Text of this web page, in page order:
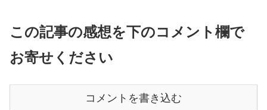
この記事の感想を下のコメント欄で
お寄せください
コメントを書き込む